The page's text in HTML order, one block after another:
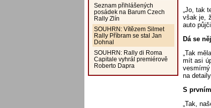
Seznam přihlášených
posádek na Barum Czech
Rally Zlín
SOUHRN: Vítězem Silmet
Rally Příbram se stal Jan
Dohnal
SOUHRN: Rally di Roma
Capitale vyhrál premiérově
Roberto Dapra
„Jo, tak
však je,
auto
Dá se
„Tak
mít asi
na
S
„Tak,